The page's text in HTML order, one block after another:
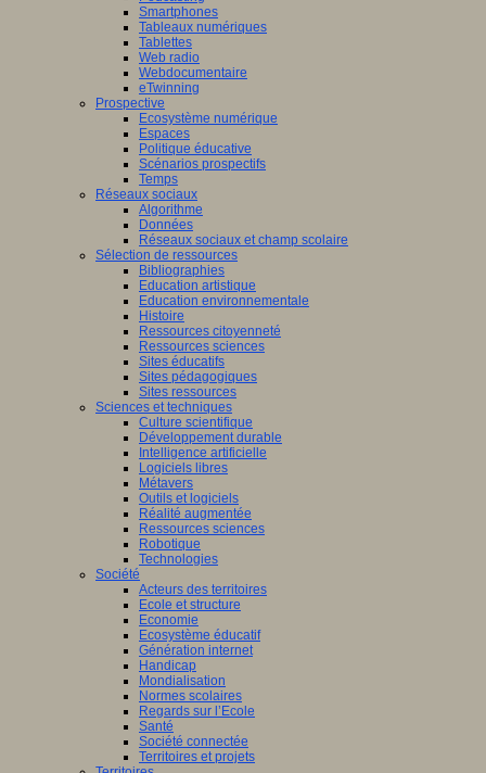
Smartphones
Tableaux numériques
Tablettes
Web radio
Webdocumentaire
eTwinning
Prospective
Ecosystème numérique
Espaces
Politique éducative
Scénarios prospectifs
Temps
Réseaux sociaux
Algorithme
Données
Réseaux sociaux et champ scolaire
Sélection de ressources
Bibliographies
Education artistique
Education environnementale
Histoire
Ressources citoyenneté
Ressources sciences
Sites éducatifs
Sites pédagogiques
Sites ressources
Sciences et techniques
Culture scientifique
Développement durable
Intelligence artificielle
Logiciels libres
Métavers
Outils et logiciels
Réalité augmentée
Ressources sciences
Robotique
Technologies
Société
Acteurs des territoires
Ecole et structure
Economie
Ecosystème éducatif
Génération internet
Handicap
Mondialisation
Normes scolaires
Regards sur l’Ecole
Santé
Société connectée
Territoires et projets